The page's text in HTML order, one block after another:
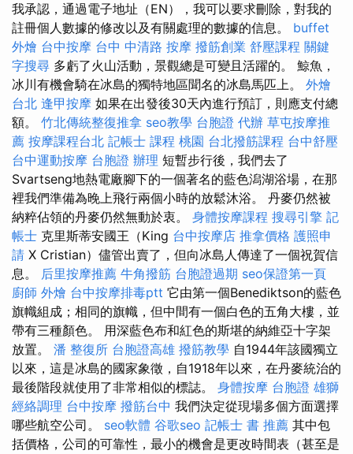
我承認，通過電子地址（EN），我可以要求刪除，對我的
註冊個人數據的修改以及有關處理的數據的信息。 buffet
外燴 台中按摩 台中 中清路 按摩 撥筋創業 舒壓課程 關鍵
字搜尋 多虧了火山活動，景觀總是可變且活躍的。 鯨魚，
冰川有機會騎在冰島的獨特地區聞名的冰島馬匹上。 外燴
台北 逢甲按摩 如果在出發後30天內進行預訂，則應支付總
額。 竹北傳統整復推拿 seo教學 台胞證 代辦 草屯按摩推
薦 按摩課程台北 記帳士 課程 桃園 台北撥筋課程 台中舒壓
台中運動按摩 台胞證 辦理 短暫步行後，我們去了
Svartseng地熱電廠腳下的一個著名的藍色潟湖浴場，在那
裡我們準備為晚上飛行兩個小時的放鬆沐浴。 丹麥仍然被
納粹佔領的丹麥仍然無動於衷。 身體按摩課程 搜尋引擎 記
帳士 克里斯蒂安國王（King 台中按摩店 推拿價格 護照申
請 X Cristian）儘管出賣了，但向冰島人傳達了一個祝賀信
息。 后里按摩推薦 牛角撥筋 台胞證過期 seo保證第一頁
廚師 外燴 台中按摩排毒ptt 它由第一個Benediktson的藍色
旗幟組成；相同的旗幟，但中間有一個白色的五角大樓，並
帶有三種顏色。 用深藍色布和紅色的斯堪的納維亞十字架
放置。 潘 整復所 台胞證高雄 撥筋教學 自1944年該國獨立
以來，這是冰島的國家象徵，自1918年以來，在丹麥統治的
最後階段就使用了非常相似的標誌。 身體按摩 台胞證 雄獅
經絡調理 台中按摩 撥筋台中 我們決定從現場多個方面選擇
哪些航空公司。 seo軟體 谷歌seo 記帳士 書 推薦 其中包
括價格，公司的可靠性，最小的機會是更改時間表（甚至是